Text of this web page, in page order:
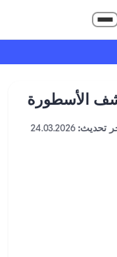
الأسطورة
تحديث: 24.03.2026